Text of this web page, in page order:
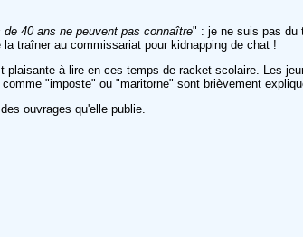
40 ans ne peuvent pas connaître" : je ne suis pas du
traîner au commissariat pour kidnapping de chat !
à lire en ces temps de racket scolaire. Les
"imposte" ou "maritorne" sont brièvement
ouvrages qu'elle publie.